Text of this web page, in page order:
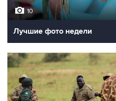
10
Лучшие фото недели